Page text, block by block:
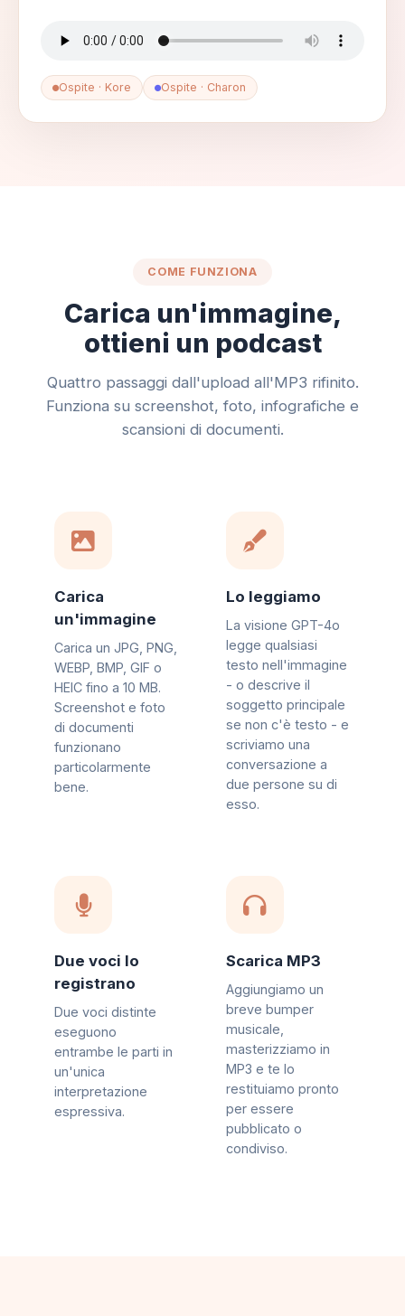
Ospite · Kore Ospite · Charon
COME FUNZIONA
Carica un'immagine,
ottieni un podcast
Quattro passaggi dall'upload all'MP3 rifinito.
Funziona su screenshot, foto, infografiche e
scansioni di documenti.
Carica
un'immagine
Carica un JPG, PNG,
WEBP, BMP, GIF o
HEIC fino a 10 MB.
Screenshot e foto
di documenti
funzionano
particolarmente
bene.
Lo leggiamo
La visione GPT-4o
legge qualsiasi
testo nell'immagine
- o descrive il
soggetto principale
se non c'è testo - e
scriviamo una
conversazione a
due persone su di
esso.
Due voci lo
registrano
Due voci distinte
eseguono
entrambe le parti in
un'unica
interpretazione
espressiva.
Scarica MP3
Aggiungiamo un
breve bumper
musicale,
masterizziamo in
MP3 e te lo
restituiamo pronto
per essere
pubblicato o
condiviso.